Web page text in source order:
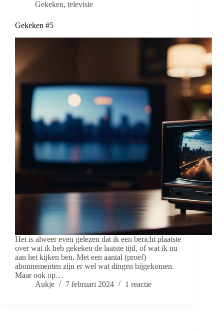
Gekeken, televisie
Gekeken #5
Het is alweer even gelezen dat ik een bericht plaatste
over wat ik heb gekeken de laatste tijd, of wat ik nu
aan het kijken ben. Met een aantal (proef)
abonnementen zijn er wel wat dingen bijgekomen.
Maar ook op…
Aukje
7 februari 2024 1 reactie